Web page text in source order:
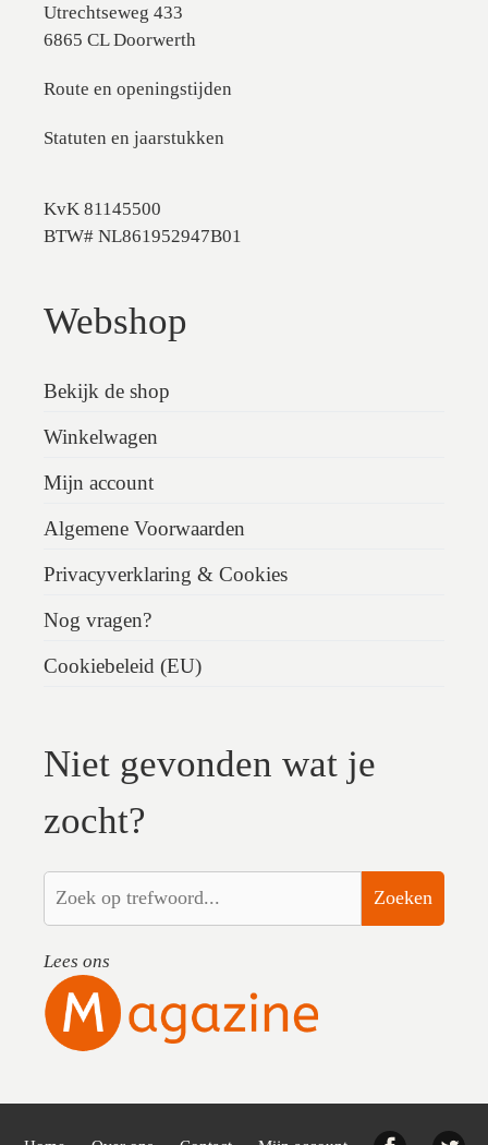
Utrechtseweg 433
6865 CL Doorwerth
Route en openingstijden
Statuten en jaarstukken
KvK 81145500
BTW# NL861952947B01
Webshop
Bekijk de shop
Winkelwagen
Mijn account
Algemene Voorwaarden
Privacyverklaring & Cookies
Nog vragen?
Cookiebeleid (EU)
Niet gevonden wat je
zocht?
Zoeken
Lees ons